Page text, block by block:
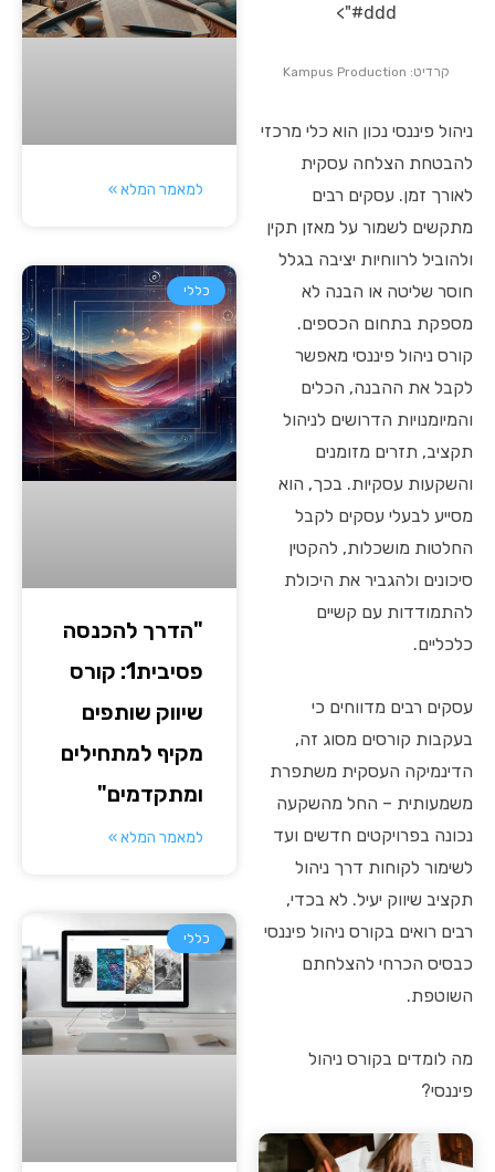
#ddd">
קרדיט: Kampus Production
ניהול פיננסי נכון הוא כלי מרכזי
להבטחת הצלחה עסקית
לאורך זמן. עסקים רבים
מתקשים לשמור על מאזן תקין
ולהוביל לרווחיות יציבה בגלל
חוסר שליטה או הבנה לא
מספקת בתחום הכספים.
קורס ניהול פיננסי מאפשר
לקבל את ההבנה, הכלים
והמיומנויות הדרושים לניהול
תקציב, תזרים מזומנים
והשקעות עסקיות. בכך, הוא
מסייע לבעלי עסקים לקבל
החלטות מושכלות, להקטין
סיכונים ולהגביר את היכולת
להתמודדות עם קשיים
כלכליים.
עסקים רבים מדווחים כי
בעקבות קורסים מסוג זה,
הדינמיקה העסקית משתפרת
משמעותית – החל מהשקעה
נכונה בפרויקטים חדשים ועד
לשימור לקוחות דרך ניהול
תקציב שיווק יעיל. לא בכדי,
רבים רואים בקורס ניהול פיננסי
כבסיס הכרחי להצלחתם
השוטפת.
מה לומדים בקורס ניהול
פיננסי?
למאמר המלא »
כללי
"הדרך להכנסה
פסיבית1: קורס
שיווק שותפים
מקיף למתחילים
ומתקדמים"
למאמר המלא »
כללי